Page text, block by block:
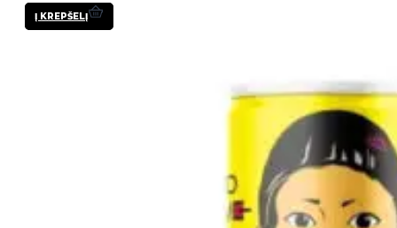
Į KREPŠELĮ